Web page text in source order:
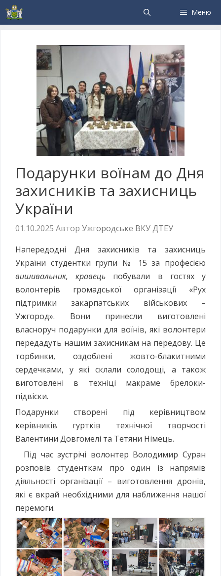
Меню
Подарунки воїнам до Дня
захисників та захисниць
України
01.10.2025 Автор Ужгородське ВКУ ДТЕУ
Напередодні Дня захисників та захисниць
України студентки групи № 15 за професією
вишивальник, кравець побували в гостях у
волонтерів громадської організації «Рух
підтримки закарпатських військових –
Ужгород». Вони принесли виготовлені
власноруч подарунки для воїнів, які волонтери
передадуть нашим захисникам на передову. Це
торбинки, оздоблені жовто-блакитними
сердечками, у які склали солодощі, а також
виготовлені в техніці макраме брелоки-
підвіски.
Подарунки створені під керівництвом
керівників гуртків технічної творчості
Валентини Довгомелі та Тетяни Німець.
Під час зустрічі волонтер Володимир Суран
розповів студенткам про один із напрямів
діяльності організації – виготовлення дронів,
які є вкрай необхідними для наближення нашої
перемоги.